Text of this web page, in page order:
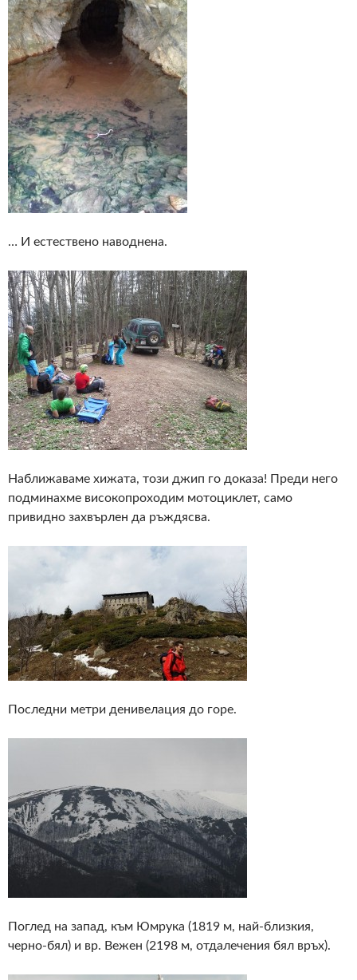
… И естествено наводнена.
Наближаваме хижата, този джип го доказа! Преди него
подминахме високопроходим мотоциклет, само
привидно захвърлен да ръждясва.
Последни метри денивелация до горе.
Поглед на запад, към Юмрука (1819 м, най-близкия,
черно-бял) и вр. Вежен (2198 м, отдалечения бял връх).